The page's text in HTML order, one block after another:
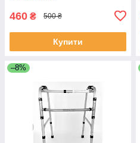
460 ₴ 500 ₴
Купити
–8%